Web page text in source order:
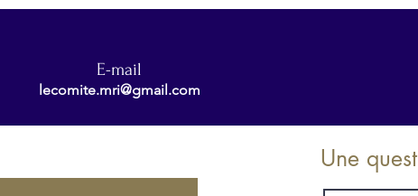
E-mail
lecomite.mri@gmail.com
Une